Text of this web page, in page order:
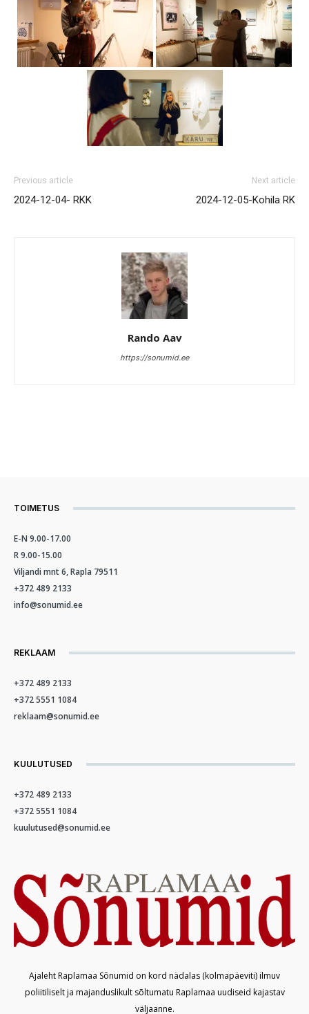
Previous article
2024-12-04- RKK
Next article
2024-12-05-Kohila RK
Rando Aav
https://sonumid.ee
TOIMETUS
E-N 9.00-17.00
R 9.00-15.00
Viljandi mnt 6, Rapla 79511
+372 489 2133
info@sonumid.ee
REKLAAM
+372 489 2133
+372 5551 1084
reklaam@sonumid.ee
KUULUTUSED
+372 489 2133
+372 5551 1084
kuulutused@sonumid.ee
Ajaleht Raplamaa Sõnumid on kord nädalas (kolmapäeviti) ilmuv
poliitiliselt ja majanduslikult sõltumatu Raplamaa uudiseid kajastav
väljaanne.